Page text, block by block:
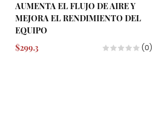
AUMENTA EL FLUJO DE AIRE Y
MEJORA EL RENDIMIENTO DEL
EQUIPO
$299.3
(0)